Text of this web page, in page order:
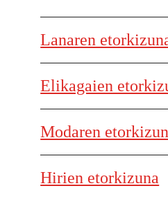
Lanaren
Elikagaien
Modaren
Hirien etorkizuna